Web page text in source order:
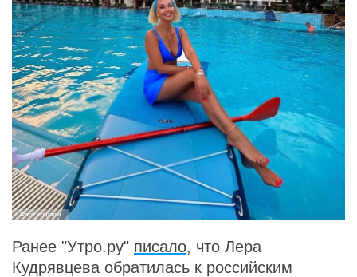
Фото: соцсети
Ранее "Утро.ру" писало, что Лера
Кудрявцева обратилась к российским